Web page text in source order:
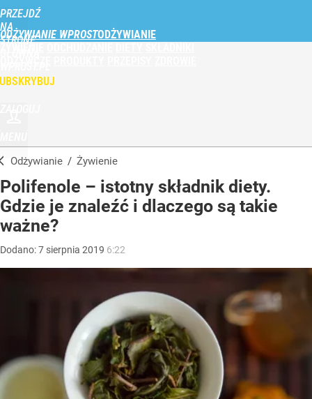
PRZEJDŹ
NA
STRONĘ
ODŻYWIANIE WPROST
Odżywianie / Żywienie
Polifenole – istotny składnik diety.
Gdzie je znaleźć i dlaczego są takie
ważne?
Dodano:7 sierpnia 2019 6:22